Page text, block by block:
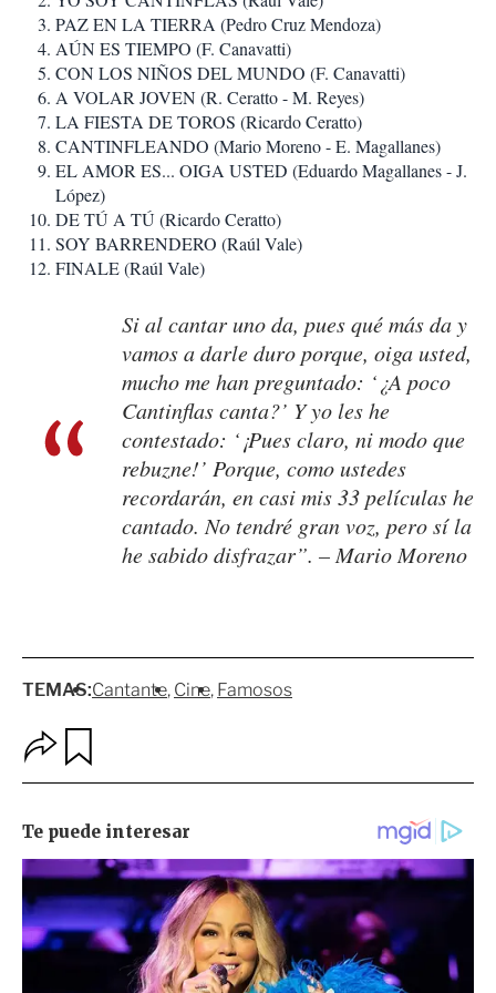
PAZ EN LA TIERRA (Pedro Cruz Mendoza)
AÚN ES TIEMPO (F. Canavatti)
CON LOS NIÑOS DEL MUNDO (F. Canavatti)
A VOLAR JOVEN (R. Ceratto - M. Reyes)
LA FIESTA DE TOROS (Ricardo Ceratto)
CANTINFLEANDO (Mario Moreno - E. Magallanes)
EL AMOR ES... OIGA USTED (Eduardo Magallanes - J.
López)
DE TÚ A TÚ (Ricardo Ceratto)
SOY BARRENDERO (Raúl Vale)
FINALE (Raúl Vale)
Si al cantar uno da, pues qué más da y
vamos a darle duro porque, oiga usted,
mucho me han preguntado: ‘¿A poco
Cantinflas canta?’ Y yo les he
contestado: ‘¡Pues claro, ni modo que
rebuzne!’ Porque, como ustedes
recordarán, en casi mis 33 películas he
cantado. No tendré gran voz, pero sí la
he sabido disfrazar”. – Mario Moreno
TEMAS:Cantante Cine Famosos
p
i
o
n
e
r
d
a
r